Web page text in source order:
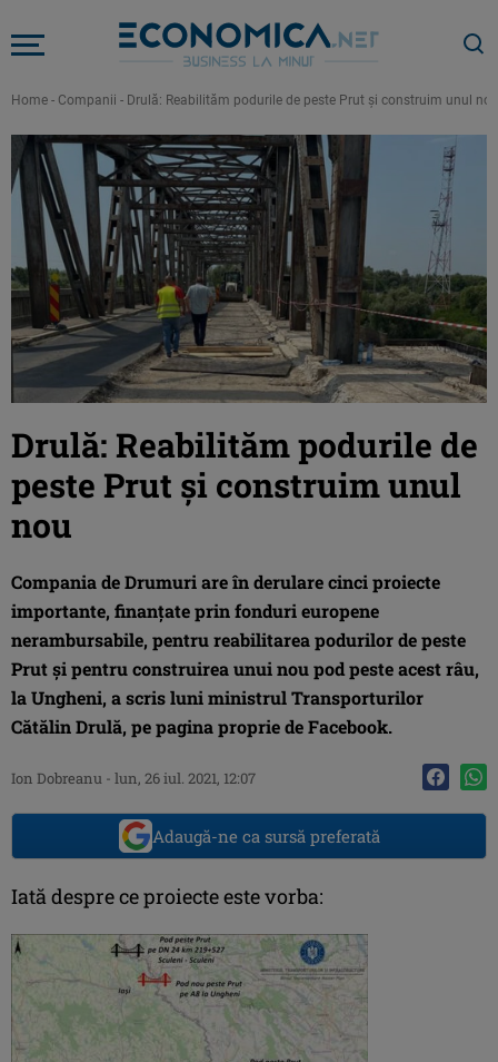
Home - Companii - Drulă: Reabilităm podurile de peste Prut și construim unul nou
Drulă: Reabilităm podurile de
peste Prut și construim unul
nou
Compania de Drumuri are în derulare cinci proiecte
importante, finanțate prin fonduri europene
nerambursabile, pentru reabilitarea podurilor de peste
Prut și pentru construirea unui nou pod peste acest râu,
la Ungheni, a scris luni ministrul Transporturilor
Cătălin Drulă, pe pagina proprie de Facebook.
Ion Dobreanu - lun, 26 iul. 2021, 12:07
Adaugă-ne ca sursă preferată
Iată despre ce proiecte este vorba: